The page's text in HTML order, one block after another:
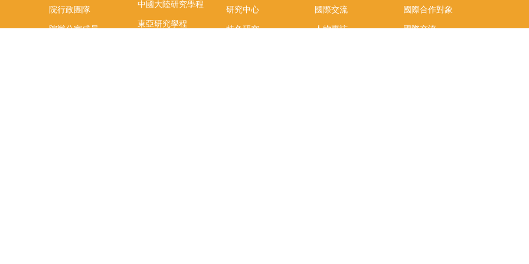
院行政團隊
院辦公室成員
中國大陸研究學程
東亞研究學程
研究中心
特色研究
國際交流
人物專訪
國際合作對象
國際交流